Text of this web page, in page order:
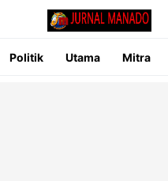
Politik Utama Mitra